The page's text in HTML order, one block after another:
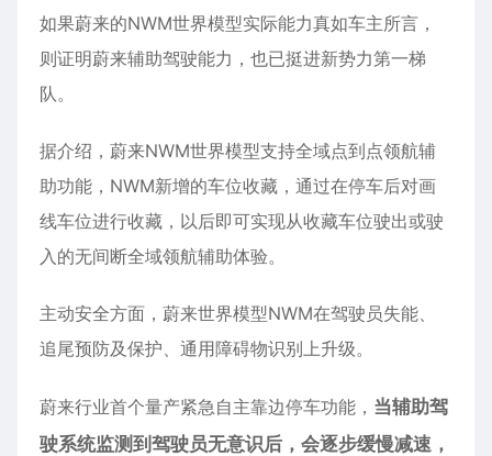
如果蔚来的NWM世界模型实际能力真如车主所言，
则证明蔚来辅助驾驶能力，也已挺进新势力第一梯
队。
据介绍，蔚来NWM世界模型支持全域点到点领航辅
助功能，NWM新增的车位收藏，通过在停车后对画
线车位进行收藏，以后即可实现从收藏车位驶出或驶
入的无间断全域领航辅助体验。
主动安全方面，蔚来世界模型NWM在驾驶员失能、
追尾预防及保护、通用障碍物识别上升级。
蔚来行业首个量产紧急自主靠边停车功能， 当辅助驾
驶系统监测到驾驶员无意识后，会逐步缓慢减速，